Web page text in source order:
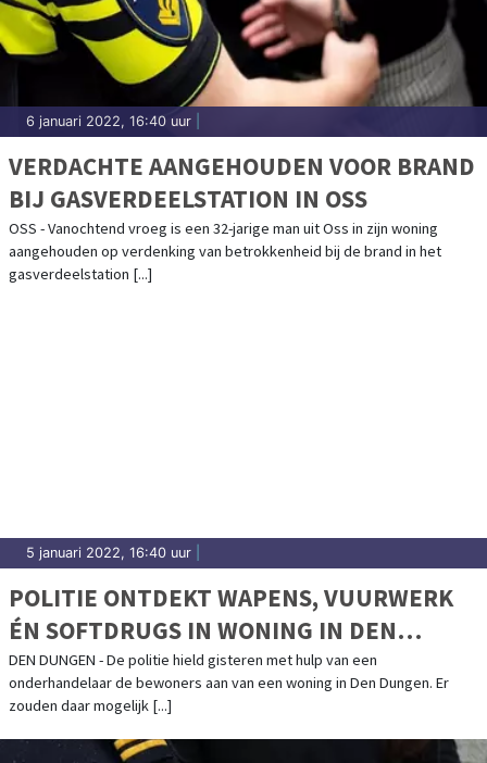
6 januari 2022, 16:40 uur
VERDACHTE AANGEHOUDEN VOOR BRAND
BIJ GASVERDEELSTATION IN OSS
OSS - Vanochtend vroeg is een 32-jarige man uit Oss in zijn woning
aangehouden op verdenking van betrokkenheid bij de brand in het
gasverdeelstation [...]
5 januari 2022, 16:40 uur
POLITIE ONTDEKT WAPENS, VUURWERK
ÉN SOFTDRUGS IN WONING IN DEN
DUNGEN
DEN DUNGEN - De politie hield gisteren met hulp van een
onderhandelaar de bewoners aan van een woning in Den Dungen. Er
zouden daar mogelijk [...]